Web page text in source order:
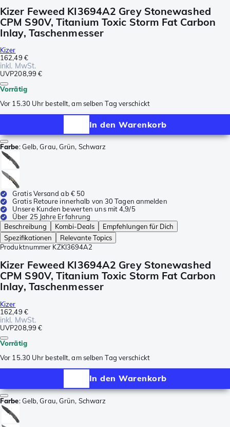
Kizer Feweed KI3694A2 Grey Stonewashed
CPM S90V, Titanium Toxic Storm Fat Carbon
Inlay, Taschenmesser
Kizer
162,49 €
inkl. MwSt.
UVP208,99 €
Vorrätig
Vor 15.30 Uhr bestellt, am selben Tag verschickt
In den Warenkorb
Farbe:Gelb, Grau, Grün, Schwarz
Gratis Versand ab € 50
Gratis Retoure innerhalb von 30 Tagen anmelden
Unsere Kunden bewerten uns mit 4,9/5
Über 25 Jahre Erfahrung
Beschreibung
Kombi-Deals
Empfehlungen für Dich
Spezifikationen
Relevante Topics
Produktnummer KZKI3694A2
Kizer Feweed KI3694A2 Grey Stonewashed
CPM S90V, Titanium Toxic Storm Fat Carbon
Inlay, Taschenmesser
Kizer
162,49 €
inkl. MwSt.
UVP208,99 €
Vorrätig
Vor 15.30 Uhr bestellt, am selben Tag verschickt
In den Warenkorb
Farbe:Gelb, Grau, Grün, Schwarz